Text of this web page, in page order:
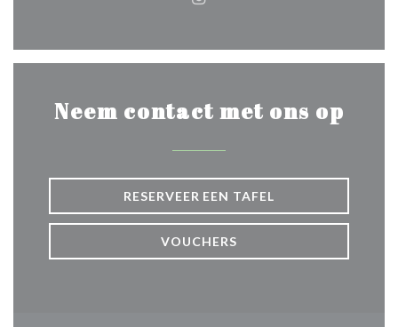
Instagram ((opent in een
Neem contact met ons op
RESERVEER EEN TAFEL
VOUCHERS